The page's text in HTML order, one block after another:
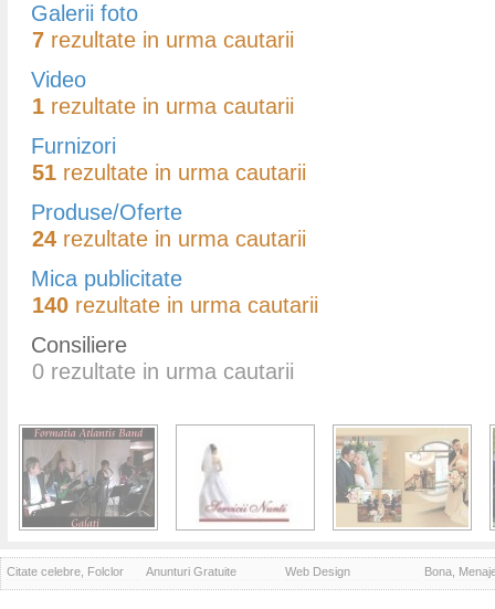
Galerii foto
7 rezultate in urma cautarii
Video
1 rezultate in urma cautarii
Furnizori
51 rezultate in urma cautarii
Produse/Oferte
24 rezultate in urma cautarii
Mica publicitate
140 rezultate in urma cautarii
Consiliere
0 rezultate in urma cautarii
Citate celebre, Folclor Anunturi Gratuite Web Design Bona,